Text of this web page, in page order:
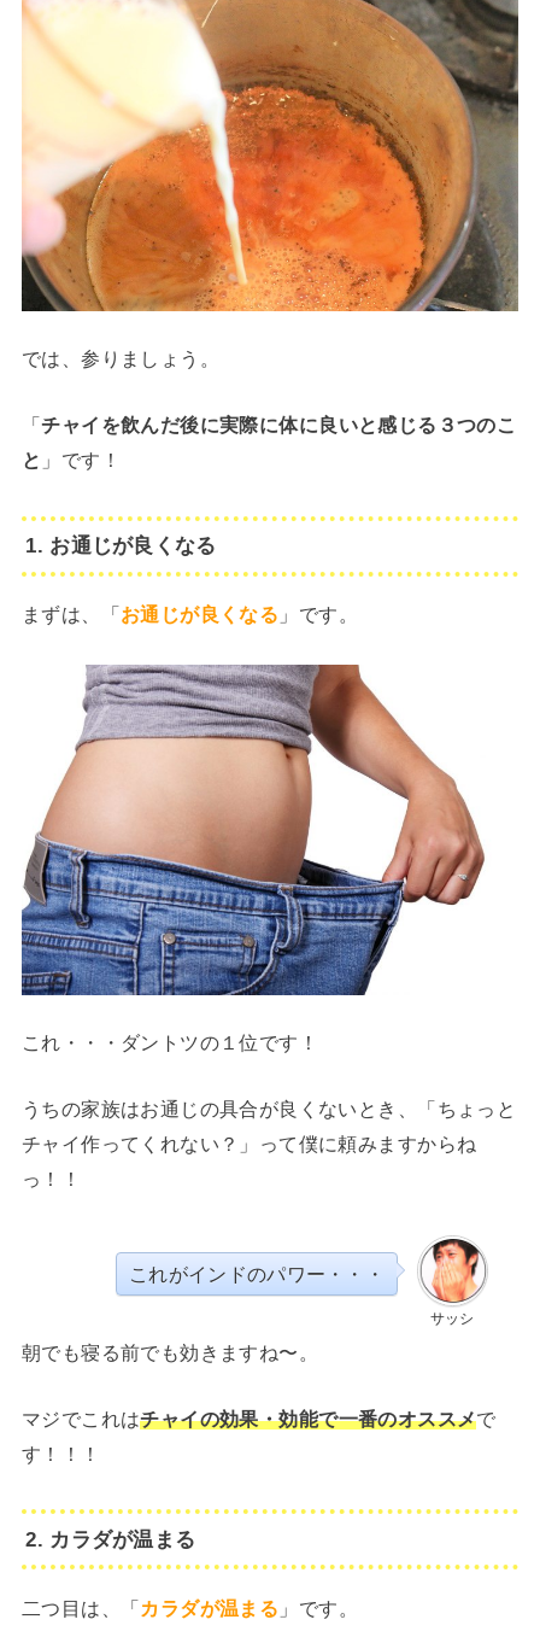
では、参りましょう。
「チャイを飲んだ後に実際に体に良いと感じる３つのこ
と 」です！
1. お通じが良くなる
まずは、「お通じが良くなる 」です。
これ・・・ダントツの１位です！
うちの家族はお通じの具合が良くないとき、「ちょっと
チャイ作ってくれない？」って僕に頼みますからね
っ！！
サッシ
これがインドのパワー・・・
朝でも寝る前でも効きますね〜。
マジでこれはチャイの効果・効能で一番のオススメで
す！！！
2. カラダが温まる
二つ目は、「カラダが温まる 」です。